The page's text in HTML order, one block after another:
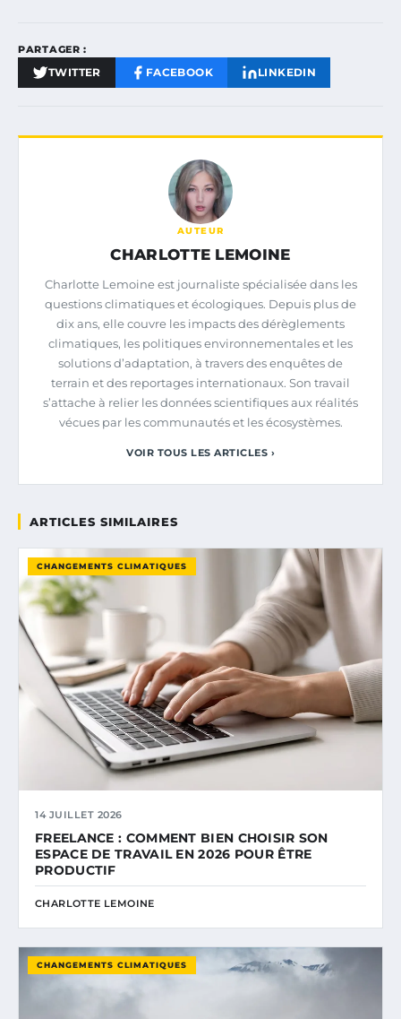
PARTAGER :
TWITTER FACEBOOK LINKEDIN
AUTEUR
CHARLOTTE LEMOINE
Charlotte Lemoine est journaliste spécialisée dans les
questions climatiques et écologiques. Depuis plus de
dix ans, elle couvre les impacts des dérèglements
climatiques, les politiques environnementales et les
solutions d’adaptation, à travers des enquêtes de
terrain et des reportages internationaux. Son travail
s’attache à relier les données scientifiques aux réalités
vécues par les communautés et les écosystèmes.
VOIR TOUS LES ARTICLES ›
ARTICLES SIMILAIRES
CHANGEMENTS CLIMATIQUES
14 JUILLET 2026
FREELANCE : COMMENT BIEN CHOISIR SON
ESPACE DE TRAVAIL EN 2026 POUR ÊTRE
PRODUCTIF
CHARLOTTE LEMOINE
CHANGEMENTS CLIMATIQUES